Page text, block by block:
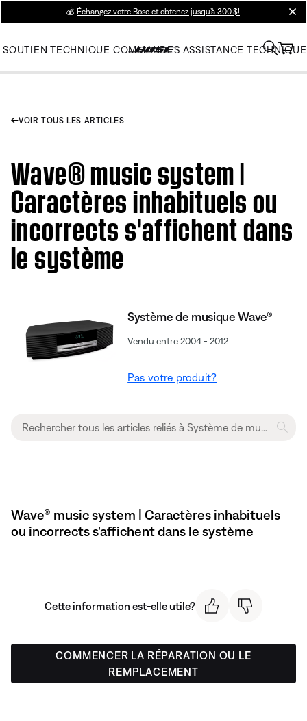
💰 Échangez votre Bose et obtenez jusqu’à 300 $!
SOUTIEN TECHNIQUE COMMANDES ASSISTANCE TECHNIQUE
VOIR TOUS LES ARTICLES
Wave® music system |
Caractères inhabituels ou
incorrects s'affichent dans
le système
Système de musique Wave®
Vendu entre 2004 - 2012
Pas votre produit?
Wave® music system | Caractères inhabituels
ou incorrects s'affichent dans le système
Cette information est-elle utile?
COMMENCER LA RÉPARATION OU LE
REMPLACEMENT